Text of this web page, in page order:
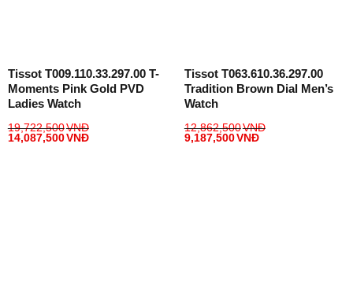
Tissot T009.110.33.297.00 T-
Moments Pink Gold PVD
Ladies Watch
19,722,500VNĐ
14,087,500VNĐ
Tissot T063.610.36.297.00
Tradition Brown Dial Men’s
Watch
12,862,500VNĐ
9,187,500VNĐ